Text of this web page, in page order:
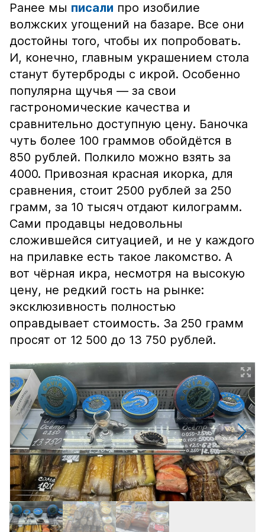
Ранее мы писали про изобилие
волжских угощений на базаре. Все они
достойны того, чтобы их попробовать.
И, конечно, главным украшением стола
станут бутерброды с икрой. Особенно
популярна щучья — за свои
гастрономические качества и
сравнительно доступную цену. Баночка
чуть более 100 граммов обойдётся в
850 рублей. Полкило можно взять за
4000. Привозная красная икорка, для
сравнения, стоит 2500 рублей за 250
грамм, за 10 тысяч отдают килограмм.
Сами продавцы недовольны
сложившейся ситуацией, и не у каждого
на прилавке есть такое лакомство. А
вот чёрная икра, несмотря на высокую
цену, не редкий гость на рынке:
эксклюзивность полностью
оправдывает стоимость. За 250 грамм
просят от 12 500 до 13 750 рублей.